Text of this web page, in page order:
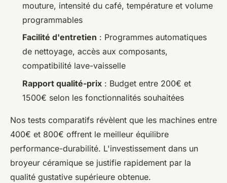
mouture, intensité du café, température et volume
programmables
Facilité d'entretien : Programmes automatiques
de nettoyage, accès aux composants,
compatibilité lave-vaisselle
Rapport qualité-prix : Budget entre 200€ et
1500€ selon les fonctionnalités souhaitées
Nos tests comparatifs révèlent que les machines entre
400€ et 800€ offrent le meilleur équilibre
performance-durabilité. L'investissement dans un
broyeur céramique se justifie rapidement par la
qualité gustative supérieure obtenue.